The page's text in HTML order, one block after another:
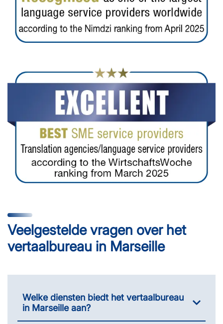
Veelgestelde vragen over het
vertaalbureau in Marseille
Welke diensten biedt het vertaalbureau
in Marseille aan?